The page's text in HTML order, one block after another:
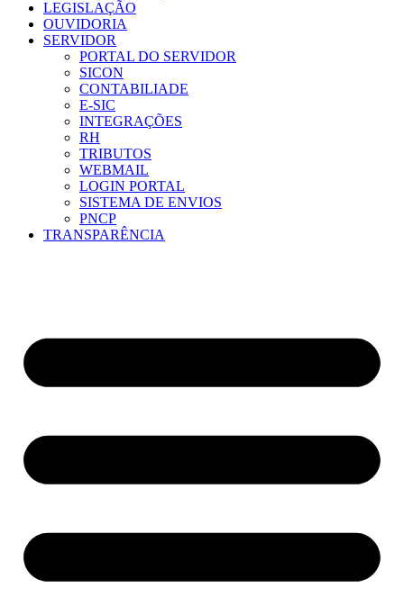
LEGISLAÇÃO
OUVIDORIA
SERVIDOR
PORTAL DO SERVIDOR
SICON
CONTABILIADE
E-SIC
INTEGRAÇÕES
RH
TRIBUTOS
WEBMAIL
LOGIN PORTAL
SISTEMA DE ENVIOS
PNCP
TRANSPARÊNCIA